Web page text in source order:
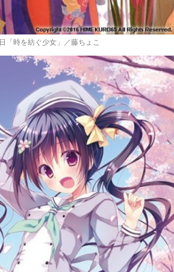
「時を紡ぐ少女」／藤ちょこ